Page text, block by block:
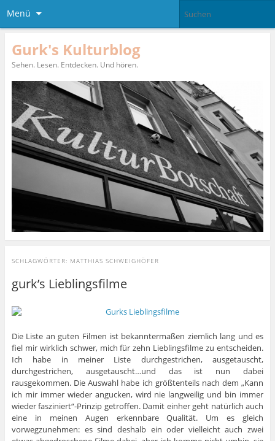
Menü
Gurk's Kulturblog
Sehen. Lesen. Entdecken. Und hören.
SCHLAGWÖRTER: MATTHIAS SCHWEIGHÖFER
gurk’s Lieblingsfilme
Die Liste an guten Filmen ist bekanntermaßen ziemlich lang und es
fiel mir wirklich schwer, mich für zehn Lieblingsfilme zu entscheiden.
Ich habe in meiner Liste durchgestrichen, ausgetauscht,
durchgestrichen, ausgetauscht…und das ist nun dabei
rausgekommen. Die Auswahl habe ich größtenteils nach dem „Kann
ich mir immer wieder angucken, wird nie langweilig und bin immer
wieder fasziniert“-Prinzip getroffen. Damit einher geht natürlich auch
eine in meinen Augen erkennbare Qualität. Um es gleich
vorwegzunehmen: es sind deshalb ein oder vielleicht auch zwei